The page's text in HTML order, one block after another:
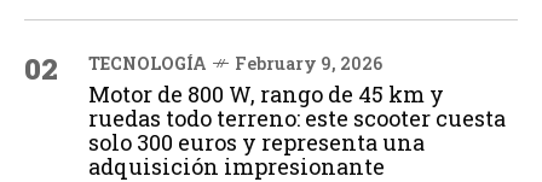
02 TECNOLOGÍA February 9, 2026
Motor de 800 W, rango de 45 km y
ruedas todo terreno: este scooter cuesta
solo 300 euros y representa una
adquisición impresionante